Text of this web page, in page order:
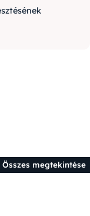
Összes megtekintése